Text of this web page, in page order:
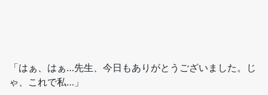
「はぁ、はぁ…先生、今日もありがとうございました。じ
ゃ、これで私…」